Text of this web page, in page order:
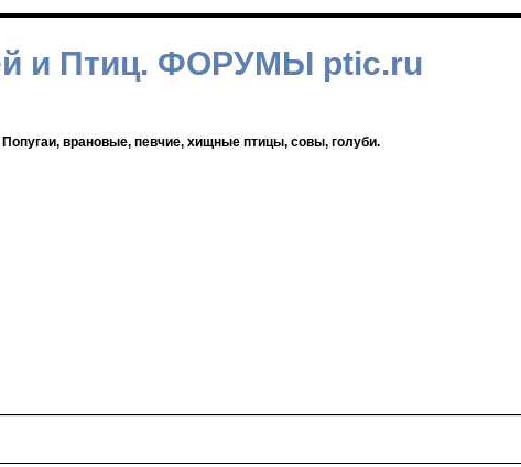
и Птиц. ФОРУМЫ ptic.ru
врановые, певчие, хищные птицы, совы, голуби.